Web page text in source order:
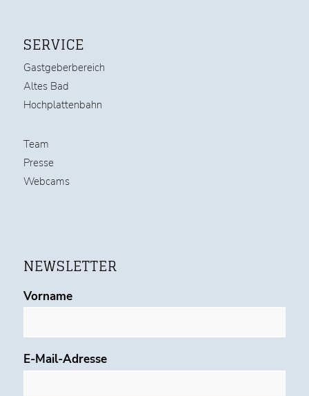
SERVICE
Gastgeberbereich
Altes Bad
Hochplattenbahn
Team
Presse
Webcams
NEWSLETTER
Vorname
E-Mail-Adresse